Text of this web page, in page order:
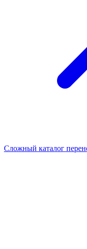
Сложный каталог